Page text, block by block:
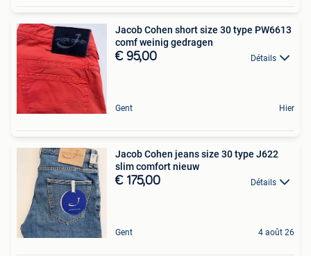
Jacob Cohen short size 30 type PW6613
comf weinig gedragen
€ 95,00 Détails
Gent Hier
Jacob Cohen jeans size 30 type J622
slim comfort nieuw
€ 175,00 Détails
Gent 4 août 26